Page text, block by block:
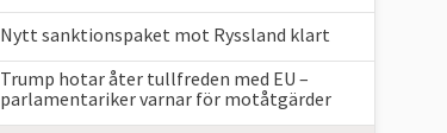
Nytt sanktionspaket mot Ryssland klart
Trump hotar åter tullfreden med EU –
parlamentariker ⁠varnar för motåtgärder